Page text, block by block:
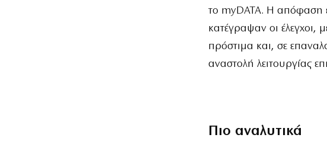
το myDATA. Η απόφαση
κατέγραψαν οι έλεγχοι,
πρόστιμα και, σε
αναστολή λειτουργίας
Πιο αναλυτικά